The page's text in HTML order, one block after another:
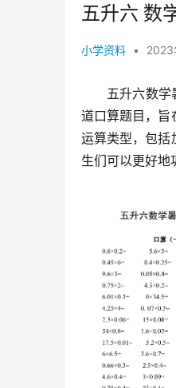
五升六 数
小学资料 • 2023
五升六数学
道口算题目，旨
运算类型，包括
生们可以更好地